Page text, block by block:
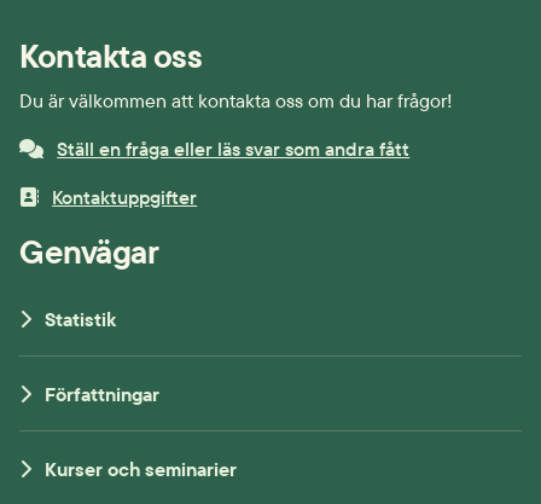
Kontakta oss
Du är välkommen att kontakta oss om du har frågor!
Ställ en fråga eller läs svar som andra fått
Kontaktuppgifter
Genvägar
Statistik
Författningar
Kurser och seminarier